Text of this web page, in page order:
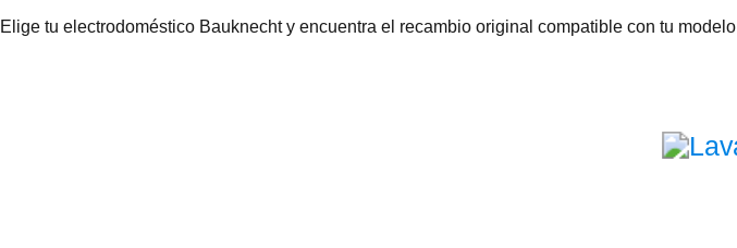
Elige tu electrodoméstico Bauknecht y encuentra el recambio original compatible con tu modelo